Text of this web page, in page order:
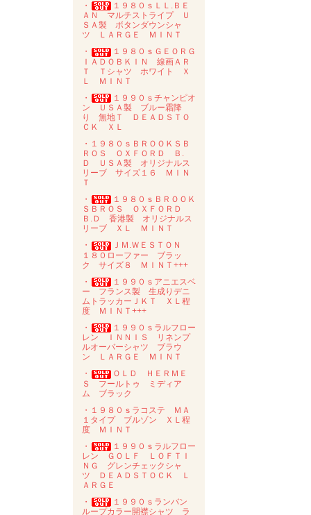
・
１９８０ｓＬＬ.ＢＥ
ＡＮ マルチストライプ Ｕ
ＳＡ製 ボタンダウンシャ
ツ ＬＡＲＧＥ ＭＩＮＴ
・
１９８０ｓＧＥＯＲＧ
ＩＡＤＯＢＫＩＮ 線画ＡＲ
Ｔ Ｔシャツ ホワイト Ｘ
Ｌ ＭＩＮＴ
・
１９９０ｓチャンピオ
ン ＵＳＡ製 ブルー霜降
り 無地Ｔ ＤＥＡＤＳＴＯ
ＣＫ ＸＬ
・１９８０ｓＢＲＯＯＫＳＢ
ＲＯＳ ＯＸＦＯＲＤ Ｂ.
Ｄ ＵＳＡ製 オリジナルス
リーブ サイズ１６ ＭＩＮ
Ｔ
・
１９８０ｓＢＲＯＯＫ
ＳＢＲＯＳ ＯＸＦＯＲＤ
Ｂ.Ｄ 香港製 オリジナルス
リーブ ＸＬ ＭＩＮＴ
・
ＪＭ.ＷＥＳＴＯＮ
１８０ローファー ブラッ
ク サイズ８ ＭＩＮＴ+++
・
１９９０ｓアニエスベ
ー フランス製 生成りデニ
ムトラッカーＪＫＴ ＸＬ程
度 ＭＩＮＴ+++
・
１９９０ｓラルフロー
レン ＩＮＮＩＳ リネンプ
ルオーバーシャツ ブラウ
ン ＬＡＲＧＥ ＭＩＮＴ
・
ＯＬＤ ＨＥＲＭＥ
Ｓ フールトゥ ミディア
ム ブラック
・１９８０ｓラコステ ＭＡ
１タイプ ブルゾン ＸＬ程
度 ＭＩＮＴ
・
１９９０ｓラルフロー
レン ＧＯＬＦ ＬＯＦＴＩ
ＮＧ グレンチェックシャ
ツ ＤＥＡＤＳＴＯＣＫ Ｌ
ＡＲＧＥ
・
１９９０ｓランバン
ループカラー開襟シャツ ラ